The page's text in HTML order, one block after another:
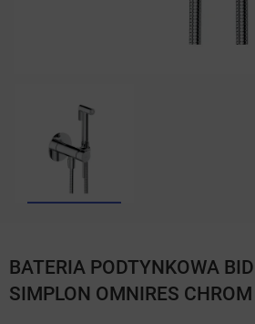
BATERIA PODTYNKOWA
SIMPLON OMNIRES CHROM